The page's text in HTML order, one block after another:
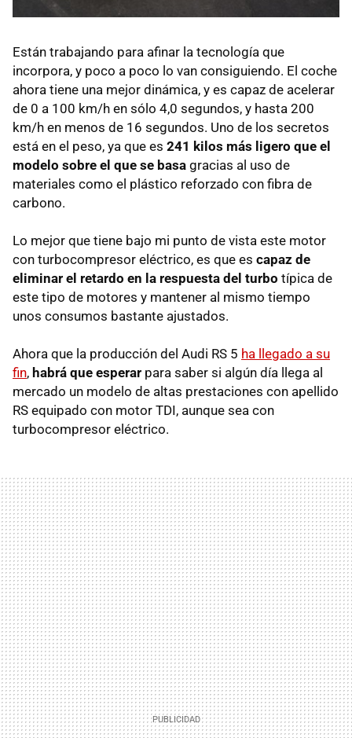
Están trabajando para afinar la tecnología que
incorpora, y poco a poco lo van consiguiendo. El coche
ahora tiene una mejor dinámica, y es capaz de acelerar
de 0 a 100 km/h en sólo 4,0 segundos, y hasta 200
km/h en menos de 16 segundos. Uno de los secretos
está en el peso, ya que es 241 kilos más ligero que el
modelo sobre el que se basa gracias al uso de
materiales como el plástico reforzado con fibra de
carbono.
Lo mejor que tiene bajo mi punto de vista este motor
con turbocompresor eléctrico, es que es capaz de
eliminar el retardo en la respuesta del turbo típica de
este tipo de motores y mantener al mismo tiempo
unos consumos bastante ajustados.
Ahora que la producción del Audi RS 5 ha llegado a su
fin, habrá que esperar para saber si algún día llega al
mercado un modelo de altas prestaciones con apellido
RS equipado con motor TDI, aunque sea con
turbocompresor eléctrico.